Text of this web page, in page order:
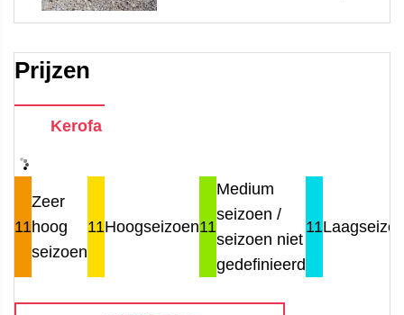
Prijzen
Kerofa
11
Zeer
hoog
seizoen
11Hoogseizoen11
Medium
seizoen /
seizoen niet
gedefinieerd
11